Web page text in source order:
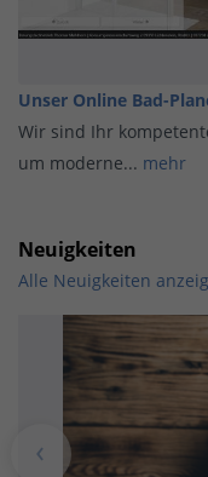
Unser Online Bad-
Wir sind Ihr
um moderne... mehr
Neuigkeiten
Alle Neuigkeiten